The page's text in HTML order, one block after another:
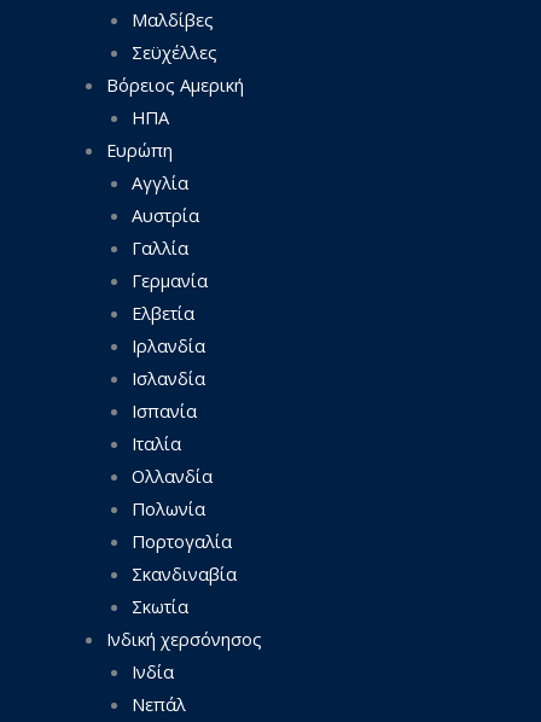
Μαλδίβες
Σεϋχέλλες
Βόρειος Αμερική
ΗΠΑ
Ευρώπη
Αγγλία
Αυστρία
Γαλλία
Γερμανία
Ελβετία
Ιρλανδία
Ισλανδία
Ισπανία
Ιταλία
Ολλανδία
Πολωνία
Πορτογαλία
Σκανδιναβία
Σκωτία
Ινδική χερσόνησος
Ινδία
Νεπάλ